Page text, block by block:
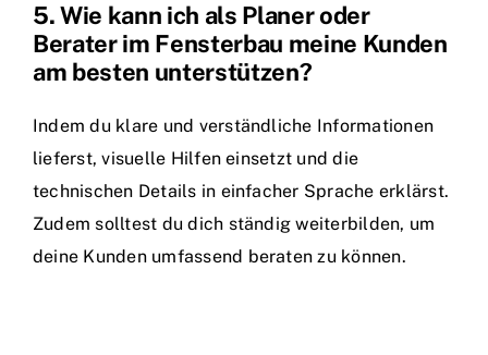
5. Wie kann ich als Planer oder
Berater im Fensterbau meine Kunden
am besten unterstützen?
Indem du klare und verständliche Informationen
lieferst, visuelle Hilfen einsetzt und die
technischen Details in einfacher Sprache erklärst.
Zudem solltest du dich ständig weiterbilden, um
deine Kunden umfassend beraten zu können.